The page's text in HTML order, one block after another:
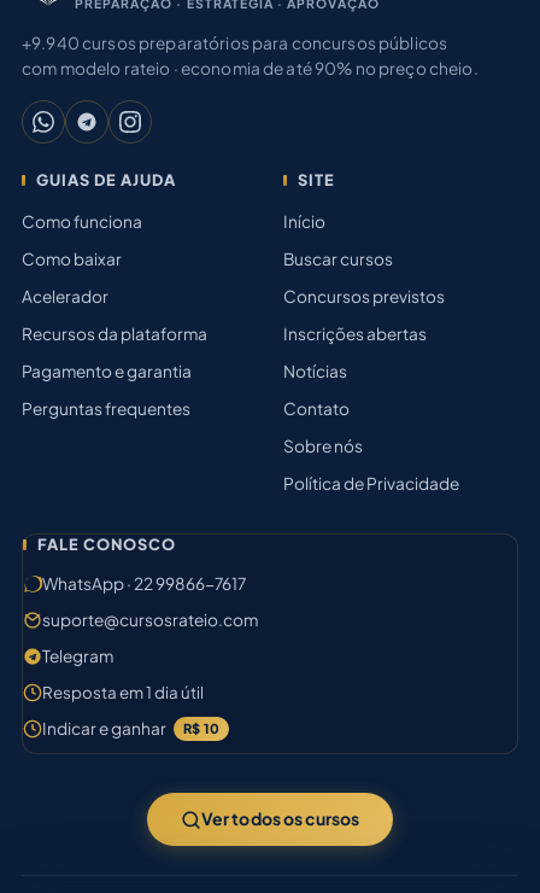
+9.940 cursos preparatórios para concursos públicos
com modelo rateio · economia de até 90% no preço cheio.
GUIAS DE AJUDA
Como funciona
Como baixar
Acelerador
Recursos da plataforma
Pagamento e garantia
Perguntas frequentes
SITE
Início
Buscar cursos
Concursos previstos
Inscrições abertas
Notícias
Contato
Sobre nós
Política de Privacidade
FALE CONOSCO
WhatsApp · 22 99866-7617
suporte@cursosrateio.com
Telegram
Resposta em 1 dia útil
Indicar e ganhar
R$ 10
Ver todos os cursos